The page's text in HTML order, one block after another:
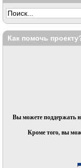
Как помочь
Вы можете поддержать
Кроме того, вы